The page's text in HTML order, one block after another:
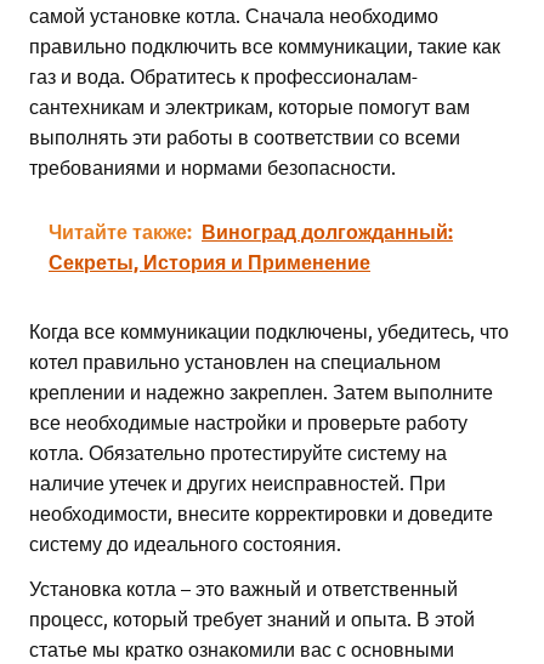
самой установке котла. Сначала необходимо
правильно подключить все коммуникации, такие как
газ и вода. Обратитесь к профессионалам-
сантехникам и электрикам, которые помогут вам
выполнять эти работы в соответствии со всеми
требованиями и нормами безопасности.
Читайте также: Виноград долгожданный:
Секреты, История и Применение
Когда все коммуникации подключены, убедитесь, что
котел правильно установлен на специальном
креплении и надежно закреплен. Затем выполните
все необходимые настройки и проверьте работу
котла. Обязательно протестируйте систему на
наличие утечек и других неисправностей. При
необходимости, внесите корректировки и доведите
систему до идеального состояния.
Установка котла – это важный и ответственный
процесс, который требует знаний и опыта. В этой
статье мы кратко ознакомили вас с основными